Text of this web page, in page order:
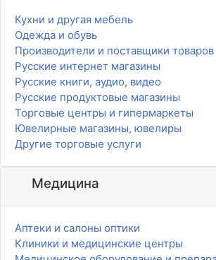
Кухни и другая мебель
Одежда и обувь
Производители и поставщики товаров
Русские интернет магазины
Русские книги, аудио, видео
Русские продуктовые магазины
Торговые центры и гипермаркеты
Ювелирные магазины, ювелиры
Другие торговые услуги
Медицина
Аптеки и салоны оптики
Клиники и медицинские центры